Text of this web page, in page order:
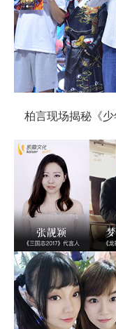
柏言现场揭秘《